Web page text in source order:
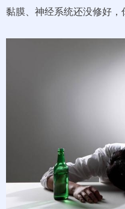
黏膜、神经系统还没修好，